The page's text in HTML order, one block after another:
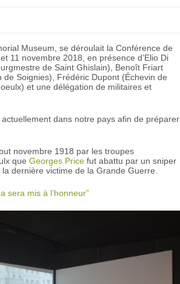
Museum, se déroulait la Conférence de
11 novembre 2018, en présence d’Elio Di
de Saint Ghislain), Benoît Friart
Soignies), Frédéric Dupont (Échevin de
et une délégation de militaires et
dans notre pays afin de préparer
novembre 1918 par les troupes
que Georges Price fut abattu par un sniper
dernière victime de la Grande Guerre.
sera mis à l’honneur”